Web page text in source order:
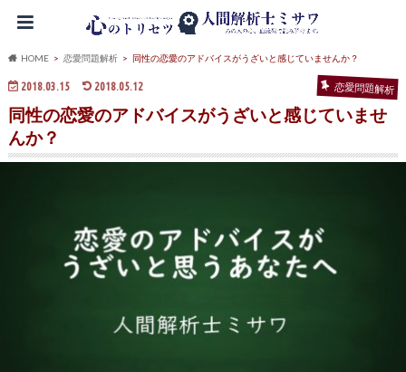
HOME 恋愛問題解析 同性の恋愛のアドバイスがうざいと感じていませんか？
2018.03.15 2018.05.12 恋愛問題解析
同性の恋愛のアドバイスがうざいと感じていませ
んか？